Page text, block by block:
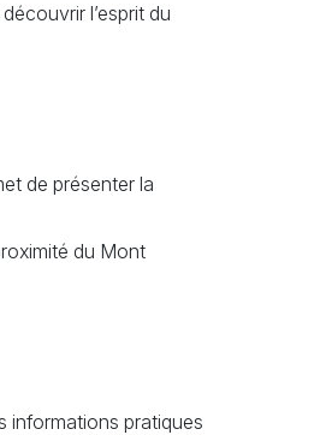
l’esprit du
de présenter la
du Mont
informations pratiques